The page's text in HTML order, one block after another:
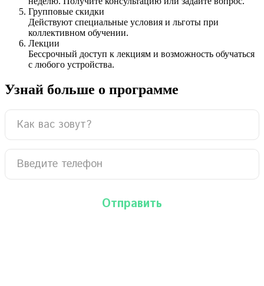
Групповые скидки
Действуют специальные условия и льготы при
коллективном обучении.
Лекции
Бессрочный доступ к лекциям и возможность обучаться
с любого устройства.
Узнай больше о программе